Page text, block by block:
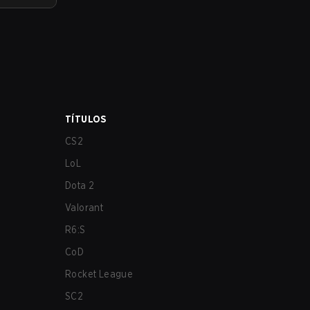
TÍTULOS
CS2
LoL
Dota 2
Valorant
R6:S
CoD
Rocket League
SC2